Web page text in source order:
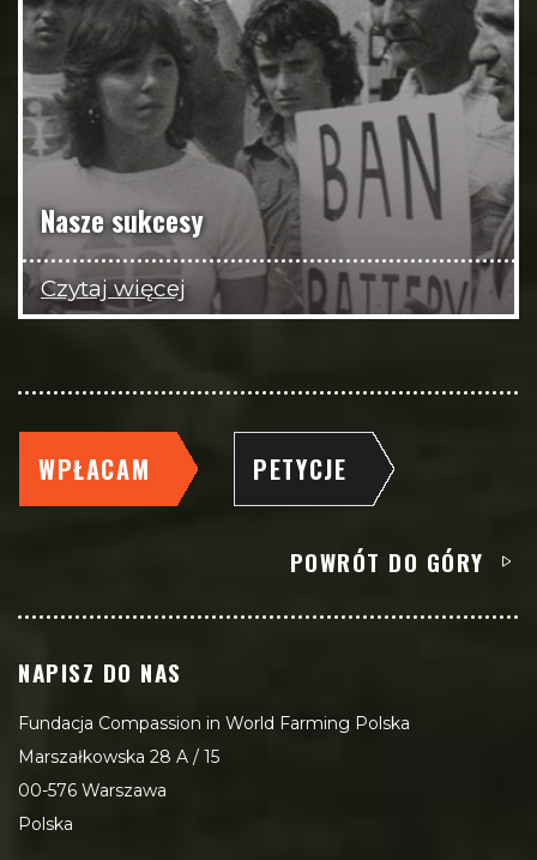
Nasze sukcesy
Czytaj więcej
WPŁACAM PETYCJE
POWRÓT DO GÓRY
NAPISZ DO NAS
Fundacja Compassion in World Farming Polska
Marszałkowska 28 A / 15
00-576 Warszawa
Polska